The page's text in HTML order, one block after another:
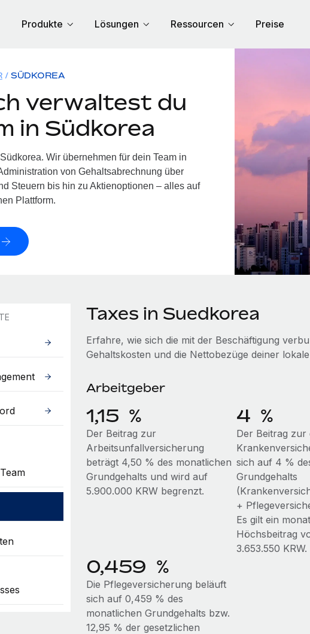
Produkte Lösungen Ressourcen Preise
SÜDKOREA
verwaltest du
in Südkorea
Wir übernehmen für dein Team in
von Gehaltsabrechnung über
Steuern bis hin zu Aktienoptionen – alles auf
Plattform.
Taxes in Suedkorea
Erfahre, wie sich die mit der Beschäftigung
Gehaltskosten und die Nettobezüge deiner
Arbeitgeber
1,15 %
Der Beitrag zur
Arbeitsunfallversicherung
beträgt 4,50 % des monatlichen
Grundgehalts und wird auf
5.900.000 KRW begrenzt.
4 %
Der Beitrag zur
sich auf 4 %
Grundgehalts
+
Es gilt ein
Höchsbeitrag
3.653.550 KRW.
0,459 %
Die Pflegeversicherung beläuft
sich auf 0,459 % des
monatlichen Grundgehalts bzw.
12,95 % der gesetzlichen